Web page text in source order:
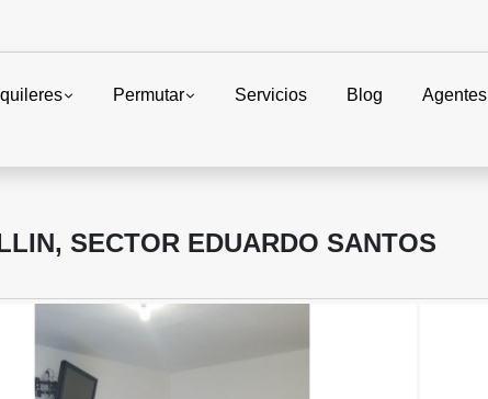
Permutar Servicios Blog Agentes
SECTOR EDUARDO SANTOS